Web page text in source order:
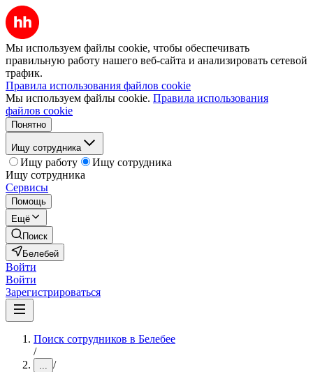
Мы используем файлы cookie, чтобы обеспечивать
правильную работу нашего веб-сайта и анализировать сетевой
трафик.
Правила использования файлов cookie
Мы используем файлы cookie. Правила использования
файлов cookie
Понятно
Ищу сотрудника
Ищу работу
Ищу сотрудника
Ищу сотрудника
Сервисы
Помощь
Ещё
Поиск
Белебей
Войти
Войти
Зарегистрироваться
Поиск сотрудников в Белебее
/
... /